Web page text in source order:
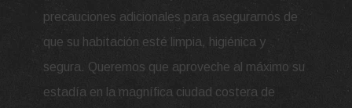
precauciones adicionales para asegurarnos de
que su habitación esté limpia, higiénica y
segura. Queremos que aproveche al máximo su
estadía en la magnífica ciudad costera de